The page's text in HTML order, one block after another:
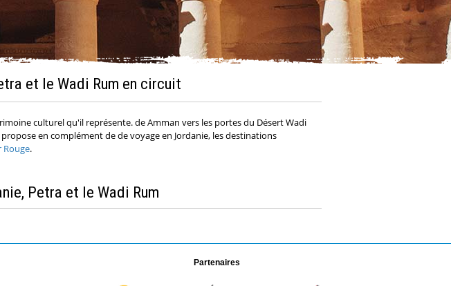
et le Wadi Rum en circuit
culturel qu'il représente. de Amman vers les portes du Désert Wadi
en complément de de voyage en Jordanie, les destinations
Rouge.
Petra et le Wadi Rum
Partenaires